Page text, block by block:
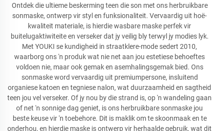
Ontdek die ultieme beskerming teen die son met ons herbruikbare
sonmaske, ontwerp vir styl en funksionaliteit. Vervaardig uit hoë-
kwaliteit materiale, is hierdie wasbare maske perfek vir
buitelugaktiwiteite en verseker dat jy veilig bly terwyl jy modies lyk.
Met YOUKI se kundigheid in straatklere-mode sedert 2010,
waarborg ons 'n produk wat nie net aan jou estetiese behoeftes
voldoen nie, maar ook gemak en asemhalingsgemak bied. Ons
sonmaske word vervaardig uit premiumpersone, insluitend
organiese katoen en tegniese nalon, wat duurzaamheid en sagtheid
teen jou vel verseker. Of jy nou by die strand is, op 'n wandeling gaan
of net 'n sonnige dag geniet, is ons herbruikbare sonmaske jou
beste keuse vir 'n toebehore. Dit is maklik om te skoonmaak en te
onderhou, en hierdie maske is ontwerp vir herhaalde gebruik, wat dit